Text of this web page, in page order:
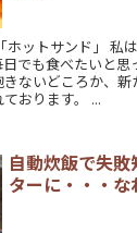
ホットサンド」 私
でも食べたいと思
ないどころか、
おります。 ...
自動炊飯で失
ターに・・・な